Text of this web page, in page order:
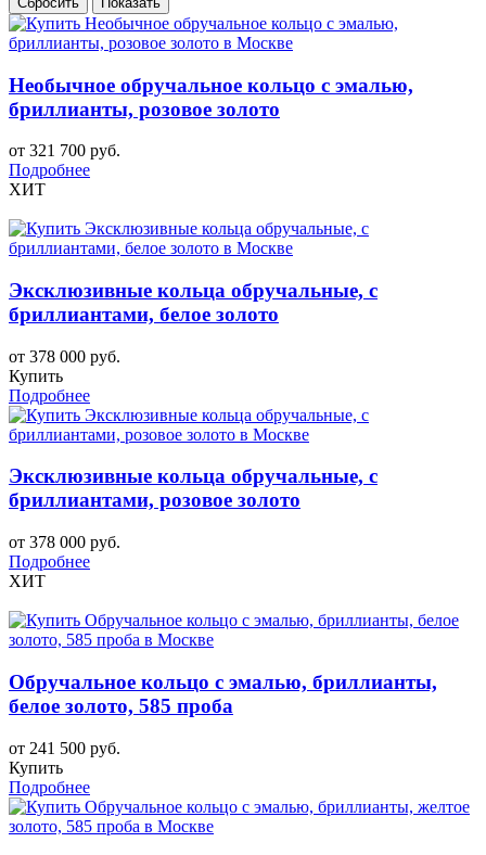
Необычное обручальное кольцо с эмалью,
бриллианты, розовое золото
от 321 700 руб.
Подробнее
ХИТ
Эксклюзивные кольца обручальные, с
бриллиантами, белое золото
от 378 000 руб.
Купить
Подробнее
Эксклюзивные кольца обручальные, с
бриллиантами, розовое золото
от 378 000 руб.
Подробнее
ХИТ
Обручальное кольцо с эмалью, бриллианты,
белое золото, 585 проба
от 241 500 руб.
Купить
Подробнее